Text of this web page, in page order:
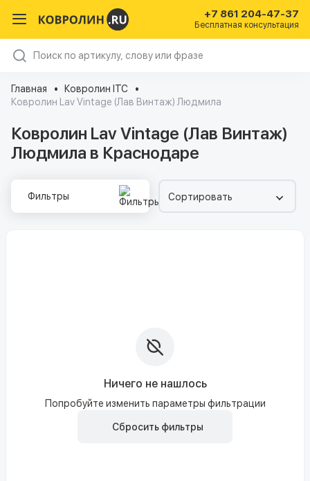
+7 861 204-47-37
Бесплатная консультация
Главная
Ковролин ITC
Ковролин Lav Vintage (Лав Винтаж) Людмила
Ковролин Lav Vintage (Лав Винтаж)
Людмила в Краснодаре
Фильтры Сортировать
Ничего не нашлось
Попробуйте изменить параметры фильтрации
Сбросить фильтры